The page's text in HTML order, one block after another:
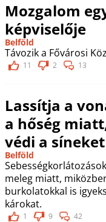
Mozgalom
képviselője
Belföld
Távozik a Fővárosi
11 2 13
Lassítja a
a hőség
védi a síneket
Belföld
meleg miatt,
burkolatokkal is
károkat.
1 9 42